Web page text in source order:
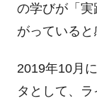
の学びが「
がっていると
2019年10月
タとして、